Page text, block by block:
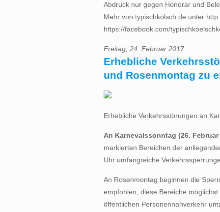
Abdruck nur gegen Honorar und
Mehr von typischkölsch.de unter
https://facebook.com/
Freitag, 24. Februar 2017
Erhebliche
und Rosenmontag zu
Erhebliche Verkehrsstörungen an
An Karnevalssonntag (26. Februar
markierten Bereichen der
Uhr umfangreiche
An Rosenmontag beginnen die
empfohlen, diese Bereiche
öffentlichen Personennahverkehr